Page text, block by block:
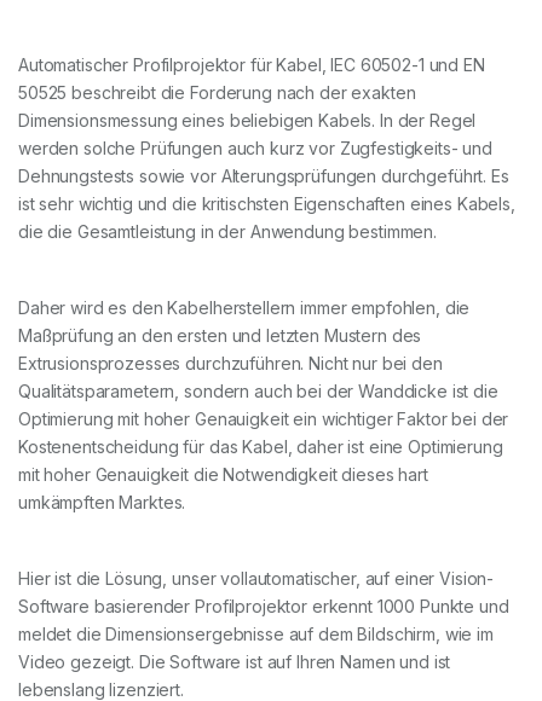
Automatischer Profilprojektor für Kabel, IEC 60502-1 und EN
50525 beschreibt die Forderung nach der exakten
Dimensionsmessung eines beliebigen Kabels. In der Regel
werden solche Prüfungen auch kurz vor Zugfestigkeits- und
Dehnungstests sowie vor Alterungsprüfungen durchgeführt. Es
ist sehr wichtig und die kritischsten Eigenschaften eines Kabels,
die die Gesamtleistung in der Anwendung bestimmen.
Daher wird es den Kabelherstellern immer empfohlen, die
Maßprüfung an den ersten und letzten Mustern des
Extrusionsprozesses durchzuführen. Nicht nur bei den
Qualitätsparametern, sondern auch bei der Wanddicke ist die
Optimierung mit hoher Genauigkeit ein wichtiger Faktor bei der
Kostenentscheidung für das Kabel, daher ist eine Optimierung
mit hoher Genauigkeit die Notwendigkeit dieses hart
umkämpften Marktes.
Hier ist die Lösung, unser vollautomatischer, auf einer Vision-
Software basierender Profilprojektor erkennt 1000 Punkte und
meldet die Dimensionsergebnisse auf dem Bildschirm, wie im
Video gezeigt. Die Software ist auf Ihren Namen und ist
lebenslang lizenziert.